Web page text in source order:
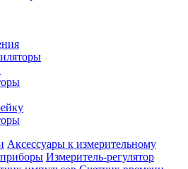
Аксессуары к измерительному
Измеритель-регулятор